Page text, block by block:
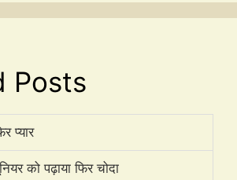
Posts
प्यार
को पढ़ाया फिर चोदा